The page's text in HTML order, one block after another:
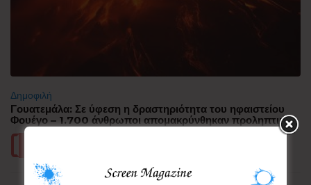
Δημοφιλή
Γουατεμάλα: Σε ύφεση η δραστηριότητα του ηφαιστείου
Φουέγο – 1.700 άνθρωποι απομακρύνθηκαν προληπτικά